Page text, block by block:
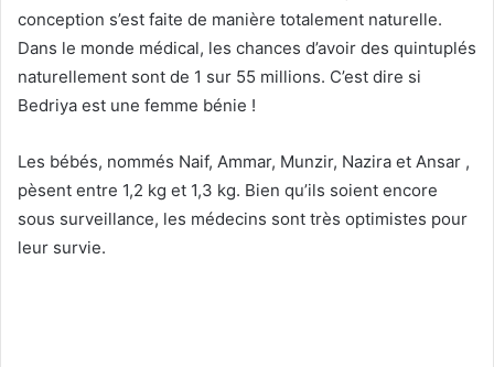
conception s’est faite de manière totalement naturelle.
Dans le monde médical, les chances d’avoir des quintuplés
naturellement sont de 1 sur 55 millions. C’est dire si
Bedriya est une femme bénie !
Les bébés, nommés Naif, Ammar, Munzir, Nazira et Ansar ,
pèsent entre 1,2 kg et 1,3 kg. Bien qu’ils soient encore
sous surveillance, les médecins sont très optimistes pour
leur survie.